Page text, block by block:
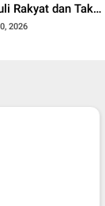
Rakyat dan Tak
2026